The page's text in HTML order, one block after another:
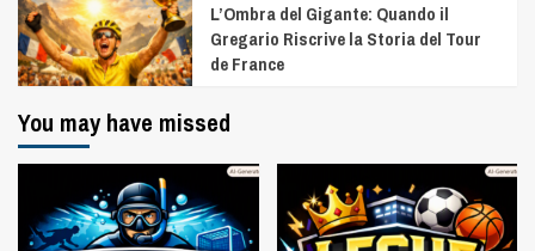
L’Ombra del Gigante: Quando il
Gregario Riscrive la Storia del Tour
de France
You may have missed